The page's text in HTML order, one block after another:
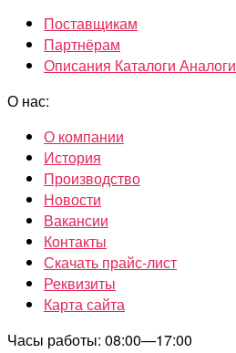
Поставщикам
Партнёрам
Описания Каталоги Аналоги
О нас:
О компании
История
Производство
Новости
Вакансии
Контакты
Скачать прайс-лист
Реквизиты
Карта сайта
Часы работы: 08:00—17:00